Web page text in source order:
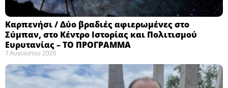
Καρπενήσι / Δύο βραδιές αφιερωμένες στο
Σύμπαν, στο Κέντρο Ιστορίας και Πολιτισμού
Ευρυτανίας – ΤΟ ΠΡΟΓΡΑΜΜΑ
7 Αυγούστου 2026